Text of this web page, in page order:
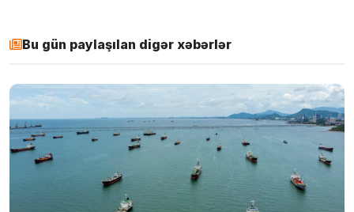
Bu gün paylaşılan digər xəbərlər